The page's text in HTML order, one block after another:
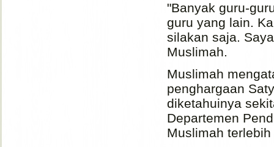
"Banyak guru-
guru yang lain.
silakan saja.
Muslimah.
Muslimah
penghargaan
diketahuinya
Departemen
Muslimah